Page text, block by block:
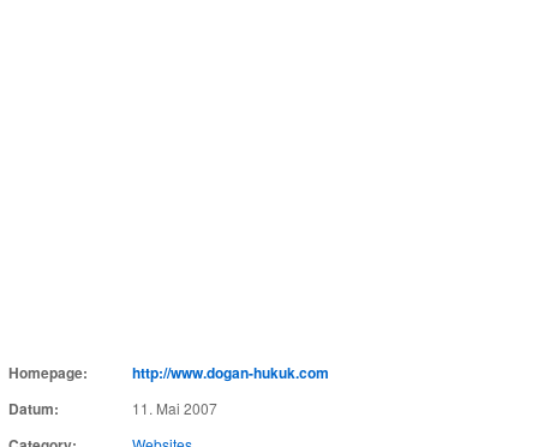
Homepage:
http://www.dogan-hukuk.com
Datum:
11. Mai 2007